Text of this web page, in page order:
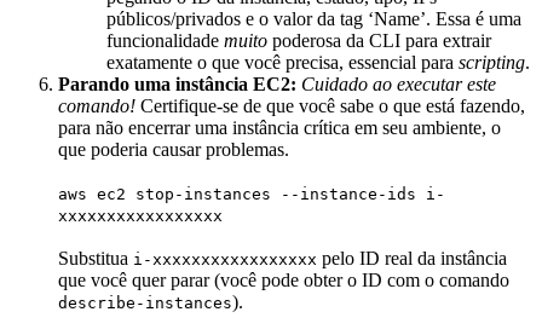
públicos/privados e o valor da tag ‘Name’. Essa é uma
funcionalidade muito poderosa da CLI para extrair
exatamente o que você precisa, essencial para scripting.
Parando uma instância EC2: Cuidado ao executar este
comando! Certifique-se de que você sabe o que está fazendo,
para não encerrar uma instância crítica em seu ambiente, o
que poderia causar problemas.
aws ec2 stop-instances --instance-ids i-
xxxxxxxxxxxxxxxxx
Substitua i-xxxxxxxxxxxxxxxxx pelo ID real da instância
que você quer parar (você pode obter o ID com o comando
describe-instances).